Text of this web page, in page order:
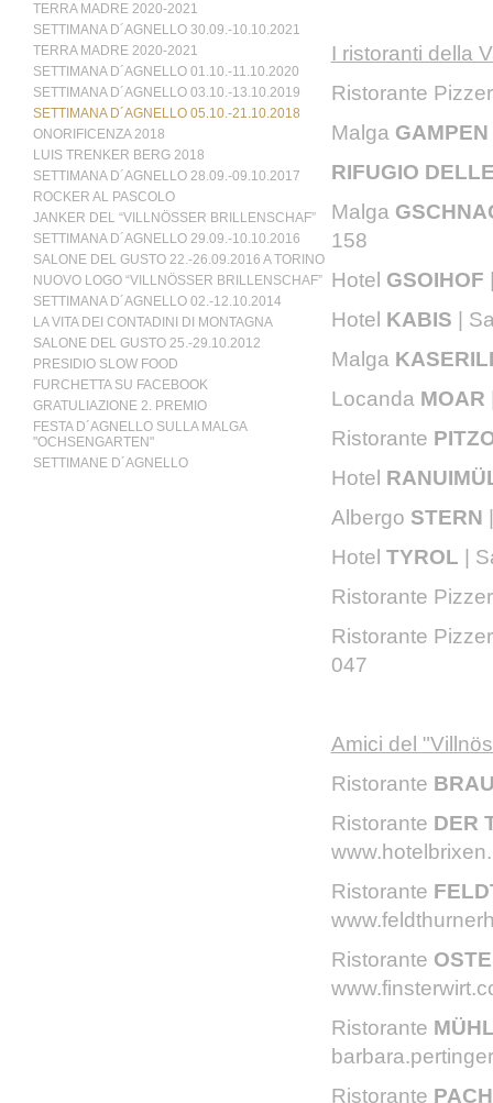
TERRA MADRE 2020-2021
SETTIMANA D´AGNELLO 30.09.-10.10.2021
TERRA MADRE 2020-2021
SETTIMANA D´AGNELLO 01.10.-11.10.2020
SETTIMANA D´AGNELLO 03.10.-13.10.2019
SETTIMANA D´AGNELLO 05.10.-21.10.2018
ONORIFICENZA 2018
LUIS TRENKER BERG 2018
SETTIMANA D´AGNELLO 28.09.-09.10.2017
ROCKER AL PASCOLO
JANKER DEL “VILLNÖSSER BRILLENSCHAF”
SETTIMANA D´AGNELLO 29.09.-10.10.2016
SALONE DEL GUSTO 22.-26.09.2016 A TORINO
NUOVO LOGO “VILLNÖSSER BRILLENSCHAF”
SETTIMANA D´AGNELLO 02.-12.10.2014
LA VITA DEI CONTADINI DI MONTAGNA
SALONE DEL GUSTO 25.-29.10.2012
PRESIDIO SLOW FOOD
FURCHETTA SU FACEBOOK
GRATULIAZIONE 2. PREMIO
FESTA D´AGNELLO SULLA MALGA
"OCHSENGARTEN"
SETTIMANE D´AGNELLO
I ristoranti della
Ristorante
Malga GAMPEN
RIFUGIO
Malga
158
Hotel GSOIHOF
Hotel KABIS |
Malga
Locanda MOAR
Ristorante
Hotel
Albergo STERN
Hotel TYROL |
Ristorante
Ristorante
047
Amici del
Ristorante
Ristorante DER
Ristorante
Ristorante
Ristorante
Ristorante